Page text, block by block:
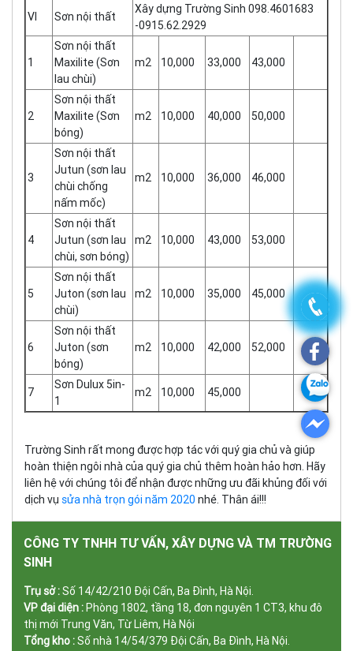
VI Sơn nội thất
Xây dựng Trường Sinh 098.4601683
-0915.62.2929
1
Sơn nội thất
Maxilite (Sơn
lau chùi)
m2 10,000 33,000 43,000
2
Sơn nội thất
Maxilite (Sơn
bóng)
m2 10,000 40,000 50,000
3
Sơn nội thất
Jutun (sơn lau
chùi chống
nấm mốc)
m2 10,000 36,000 46,000
4
Sơn nội thất
Jutun (sơn lau
chùi, sơn bóng)
m2 10,000 43,000 53,000
5
Sơn nội thất
Juton (sơn lau
chùi)
m2 10,000 35,000 45,000
6
Sơn nội thất
Juton (sơn
bóng)
m2 10,000 42,000 52,000
7
Sơn Dulux 5in-
1
m2 10,000 45,000
Trường Sinh rất mong được hợp tác với quý gia chủ và giúp
hoàn thiện ngôi nhà của quý gia chủ thêm hoàn hảo hơn. Hãy
liên hệ với chúng tôi để nhận được những ưu đãi khủng đối với
dịch vụ sửa nhà trọn gói năm 2020 nhé. Thân ái!!!
CÔNG TY TNHH TƯ VẤN, XÂY DỰNG VÀ TM TRƯỜNG
SINH
Trụ sở :Số 14/42/210 Đội Cấn, Ba Đình, Hà Nội.
VP đại diện :Phòng 1802, tầng 18, đơn nguyên 1 CT3, khu đô
thị mới Trung Văn, Từ Liêm, Hà Nội
Tổng kho :Số nhà 14/54/379 Đội Cấn, Ba Đình, Hà Nội.